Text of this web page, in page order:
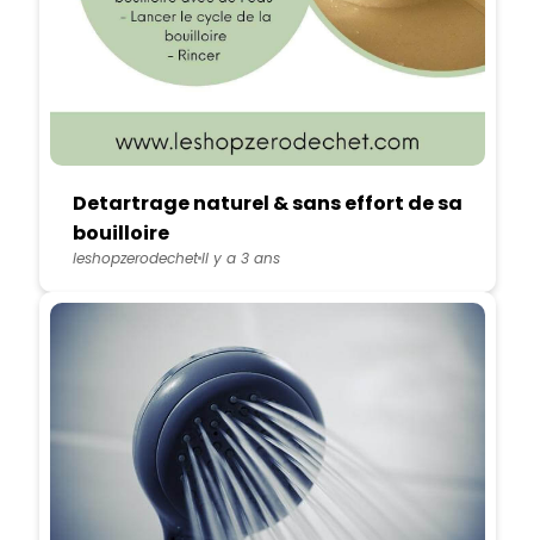
Detartrage naturel & sans effort de sa
bouilloire
leshopzerodechetIl y a 3 ans